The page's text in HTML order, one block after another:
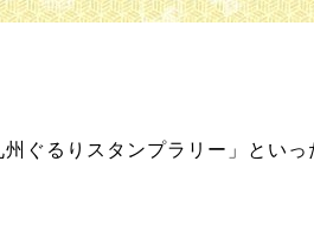
ぐるりスタンプラリー」といっ